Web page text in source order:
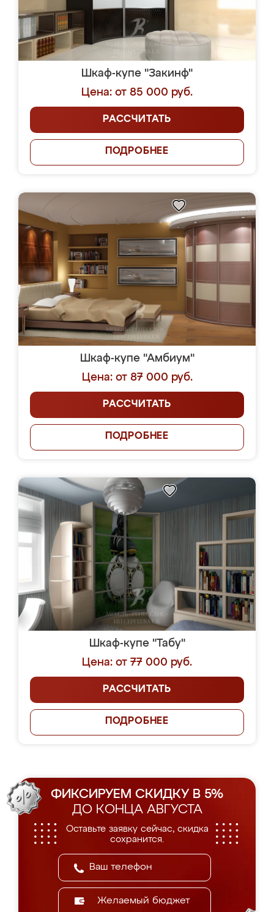
Шкаф-купе "Закинф"
Цена: от 85 000 руб.
РАССЧИТАТЬ
ПОДРОБНЕЕ
Шкаф-купе "Амбиум"
Цена: от 87 000 руб.
РАССЧИТАТЬ
ПОДРОБНЕЕ
Шкаф-купе "Табу"
Цена: от 77 000 руб.
РАССЧИТАТЬ
ПОДРОБНЕЕ
ФИКСИРУЕМ СКИДКУ В 5%
ДО КОНЦА АВГУСТА
Оставьте заявку сейчас, скидка
сохранится.
Желаемый бюджет